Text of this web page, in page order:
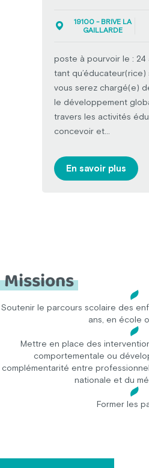
19100 - BRIVE LA
GAILLARDE
poste à pourvoir le : 24
tant qu’éducateur(rice)
vous serez chargé(e)
le développement
travers les activités
concevoir et...
En savoir plus
Missions
Soutenir le parcours scolaire des
ans, en école
Mettre en place des
comportementale ou
complémentarité entre
nationale et du
Former les